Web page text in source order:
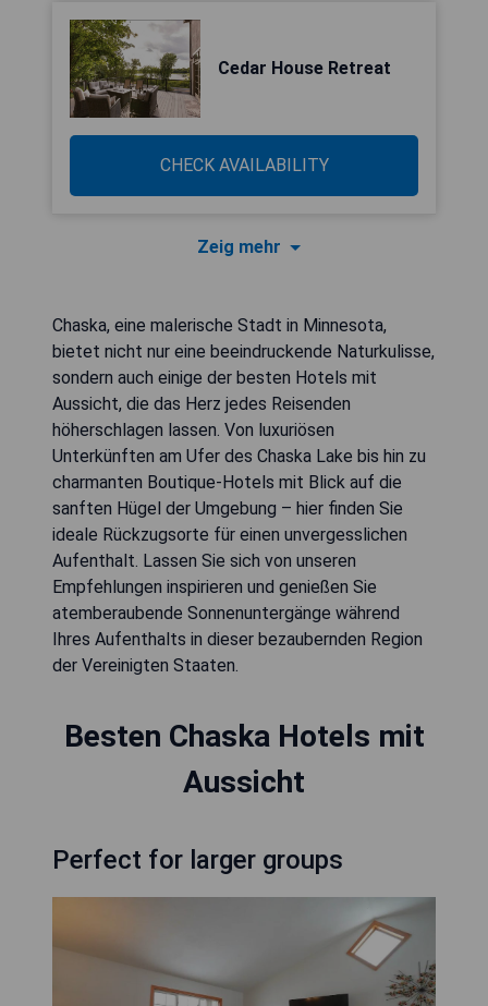
Cedar House Retreat
CHECK AVAILABILITY
Zeig mehr
Chaska, eine malerische Stadt in Minnesota,
bietet nicht nur eine beeindruckende Naturkulisse,
sondern auch einige der besten Hotels mit
Aussicht, die das Herz jedes Reisenden
höherschlagen lassen. Von luxuriösen
Unterkünften am Ufer des Chaska Lake bis hin zu
charmanten Boutique-Hotels mit Blick auf die
sanften Hügel der Umgebung – hier finden Sie
ideale Rückzugsorte für einen unvergesslichen
Aufenthalt. Lassen Sie sich von unseren
Empfehlungen inspirieren und genießen Sie
atemberaubende Sonnenuntergänge während
Ihres Aufenthalts in dieser bezaubernden Region
der Vereinigten Staaten.
Besten Chaska Hotels mit
Aussicht
Perfect for larger groups